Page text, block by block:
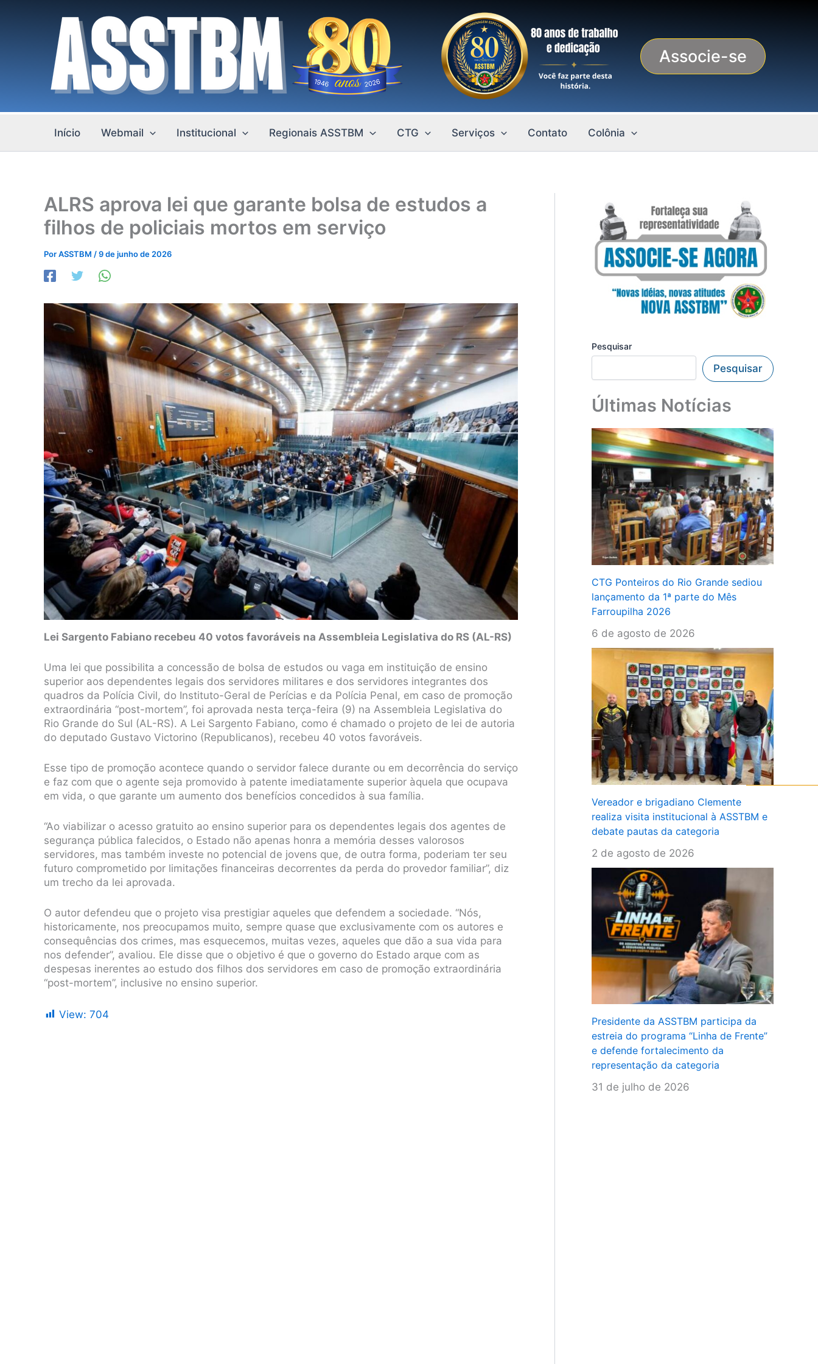
Associe-se
Início Webmail Institucional Regionais ASSTBM CTG Serviços Contato Colônia
ALRS aprova lei que garante bolsa de estudos a
filhos de policiais mortos em serviço
PorASSTBM /9 de junho de 2026
Lei Sargento Fabiano recebeu 40 votos favoráveis na Assembleia Legislativa do RS (AL-RS)
Uma lei que possibilita a concessão de bolsa de estudos ou vaga em instituição de ensino
superior aos dependentes legais dos servidores militares e dos servidores integrantes dos
quadros da Polícia Civil, do Instituto-Geral de Perícias e da Polícia Penal, em caso de promoção
extraordinária “post-mortem”, foi aprovada nesta terça-feira (9) na Assembleia Legislativa do
Rio Grande do Sul (AL-RS). A Lei Sargento Fabiano, como é chamado o projeto de lei de autoria
do deputado Gustavo Victorino (Republicanos), recebeu 40 votos favoráveis.
Esse tipo de promoção acontece quando o servidor falece durante ou em decorrência do serviço
e faz com que o agente seja promovido à patente imediatamente superior àquela que ocupava
em vida, o que garante um aumento dos benefícios concedidos à sua família.
“Ao viabilizar o acesso gratuito ao ensino superior para os dependentes legais dos agentes de
segurança pública falecidos, o Estado não apenas honra a memória desses valorosos
servidores, mas também investe no potencial de jovens que, de outra forma, poderiam ter seu
futuro comprometido por limitações financeiras decorrentes da perda do provedor familiar”, diz
um trecho da lei aprovada.
O autor defendeu que o projeto visa prestigiar aqueles que defendem a sociedade. “Nós,
historicamente, nos preocupamos muito, sempre quase que exclusivamente com os autores e
consequências dos crimes, mas esquecemos, muitas vezes, aqueles que dão a sua vida para
nos defender”, avaliou. Ele disse que o objetivo é que o governo do Estado arque com as
despesas inerentes ao estudo dos filhos dos servidores em caso de promoção extraordinária
“post-mortem”, inclusive no ensino superior.
View: 704
Pesquisar
Pesquisar
Últimas Notícias
CTG Ponteiros do Rio Grande sediou
lançamento da 1ª parte do Mês
Farroupilha 2026
6 de agosto de 2026
Vereador e brigadiano Clemente
realiza visita institucional à ASSTBM e
debate pautas da categoria
2 de agosto de 2026
Presidente da ASSTBM participa da
estreia do programa “Linha de Frente”
e defende fortalecimento da
representação da categoria
31 de julho de 2026